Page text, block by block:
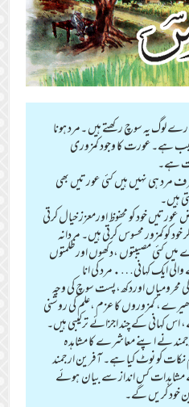
لوگ یہ سوچ رکھتے ہیں ۔مرد ہونا
ہے۔عورت کا وجود کمزوری
ہے۔
مرد ہی نہیں ہیں کئی عورتیں بھی
ہیں۔
خود کو محفوظ اورمعزز خیال کرتی
خود کوکمزور محسوس کرتی ہیں۔ مردانہ
کئی مصیبتوں ،دکھوں اورظلمتوں
ایک کہانی….مرد کی انا
اوردکھ،پست سوچ کی وجہ
کمزوروں کا عزم ،علم کی روشنی
کہانی کے چند اجزائے ترکیبی ہیں۔
نے اپنے معاشرے کا مشاہدہ
کو نوٹ کیا ہے۔ آفرین ارجمند
کس انداز سے بیان ہوئے
خود کریں گے۔